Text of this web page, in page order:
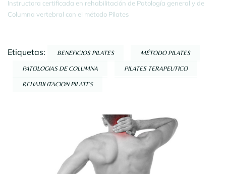
Instructora certificada en rehabilitación de Patología general y de
Columna vertebral con el método Pilates
Etiquetas: BENEFICIOS PILATES MÉTODO PILATES
PATOLOGIAS DE COLUMNA PILATES TERAPEUTICO
REHABILITACION PILATES
entradas